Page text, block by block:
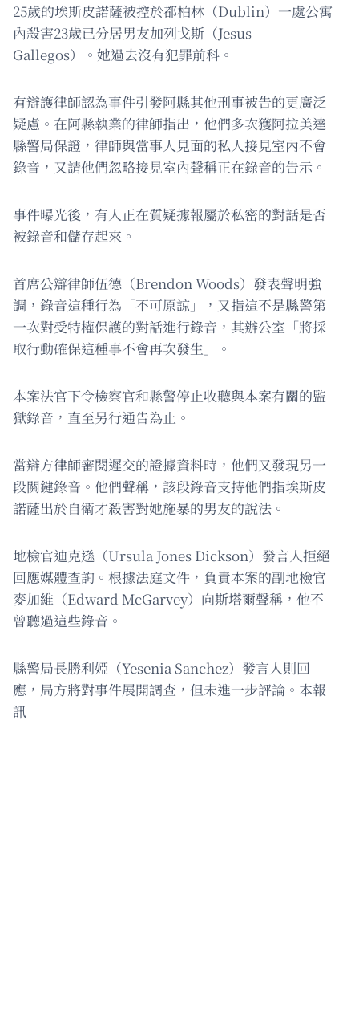
25歲的埃斯皮諾薩被控於都柏林（Dublin）一處公寓
內殺害23歲已分居男友加列戈斯（Jesus
Gallegos）。她過去沒有犯罪前科。
有辯護律師認為事件引發阿縣其他刑事被告的更廣泛
疑慮。在阿縣執業的律師指出，他們多次獲阿拉美達
縣警局保證，律師與當事人見面的私人接見室內不會
錄音，又請他們忽略接見室內聲稱正在錄音的告示。
事件曝光後，有人正在質疑據報屬於私密的對話是否
被錄音和儲存起來。
首席公辯律師伍德（Brendon Woods）發表聲明強
調，錄音這種行為「不可原諒」，又指這不是縣警第
一次對受特權保護的對話進行錄音，其辦公室「將採
取行動確保這種事不會再次發生」。
本案法官下令檢察官和縣警停止收聽與本案有關的監
獄錄音，直至另行通告為止。
當辯方律師審閱遲交的證據資料時，他們又發現另一
段關鍵錄音。他們聲稱，該段錄音支持他們指埃斯皮
諾薩出於自衛才殺害對她施暴的男友的說法。
地檢官迪克遜（Ursula Jones Dickson）發言人拒絕
回應媒體查詢。根據法庭文件，負責本案的副地檢官
麥加維（Edward McGarvey）向斯塔爾聲稱，他不
曾聽過這些錄音。
縣警局長勝利婭（Yesenia Sanchez）發言人則回
應，局方將對事件展開調查，但未進一步評論。本報
訊